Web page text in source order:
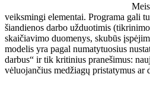
veiksmingi elementai. Programa gali
šiandienos darbo užduotimis
skaičiavimo duomenys, skubūs
modelis yra pagal numatytuosius
darbus“ ir tik kritinius pranešimus:
vėluojančius medžiagų pristatymus ar